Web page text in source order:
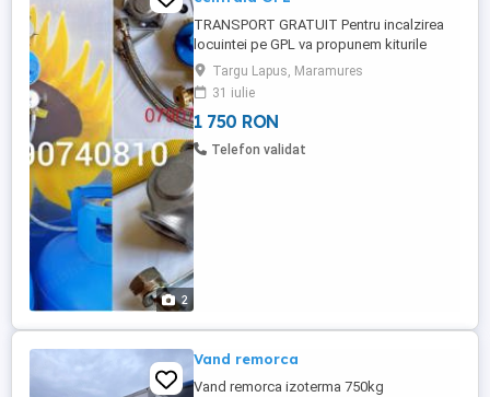
2
TRANSPORT GRATUIT Pentru incalzirea
locuintei pe GPL va propunem kiturile
complete cu 2 butelii GPL de 50L sau 80L,
cat si absolut toate accesoriile necesare
racordarii la centrala termica pe GPL.
Produsele sunt noi si vin insotite de
factura fiscala, declaratia de conformitate,
Targu Lapus, Maramures
31 iulie
1 750 RON
Telefon validat
Vand remorca
Vand remorca izoterma 750kg